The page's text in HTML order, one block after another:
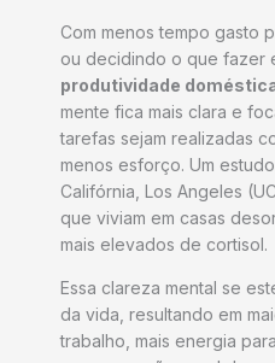
Com menos tempo gasto
ou decidindo o que fazer
produtividade
mente fica mais clara e
tarefas sejam realizadas
menos esforço. Um
Califórnia, Los Angeles
que viviam em casas
mais elevados de cortisol.
Essa clareza mental se
da vida, resultando em
trabalho, mais energia